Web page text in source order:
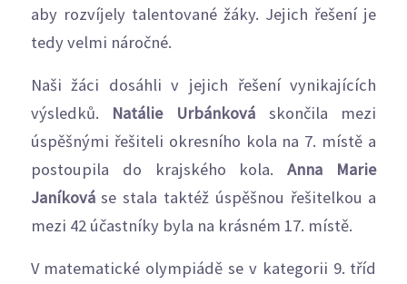
aby rozvíjely talentované žáky. Jejich řešení je
tedy velmi náročné.
Naši žáci dosáhli v jejich řešení vynikajících
výsledků. Natálie Urbánková skončila mezi
úspěšnými řešiteli okresního kola na 7. místě a
postoupila do krajského kola.Anna Marie
Janíkováse stala taktéž úspěšnou řešitelkou a
mezi 42 účastníky byla na krásném 17. místě.
V matematické olympiádě se v kategorii 9. tříd